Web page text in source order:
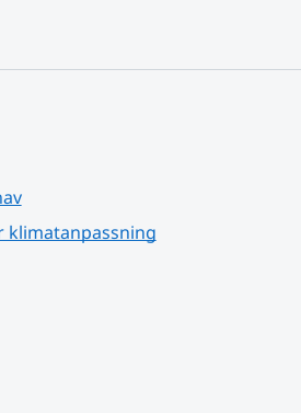
klimatanpassning